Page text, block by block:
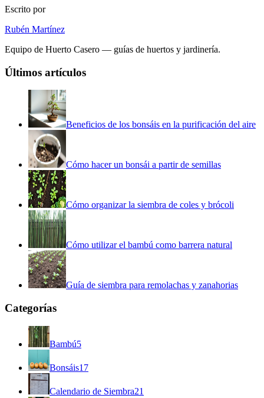
Escrito por
Rubén Martínez
Equipo de Huerto Casero — guías de huertos y jardinería.
Últimos artículos
Beneficios de los bonsáis en la purificación del aire
Cómo hacer un bonsái a partir de semillas
Cómo organizar la siembra de coles y brócoli
Cómo utilizar el bambú como barrera natural
Guía de siembra para remolachas y zanahorias
Categorías
Bambú5
Bonsáis17
Calendario de Siembra21